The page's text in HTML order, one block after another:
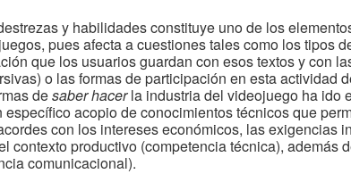
y habilidades constituye uno de los
pues afecta a cuestiones tales como los tipos
que los usuarios guardan con esos textos y con
o las formas de participación en esta actividad
desaber hacerla industria del videojuego ha ido
específico acopio de conocimientos técnicos que
con los intereses económicos, las exigencias
contexto productivo (competencia técnica), además
comunicacional).